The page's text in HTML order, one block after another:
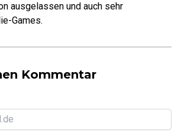
ausgelassen und auch sehr
Games.
Kommentar